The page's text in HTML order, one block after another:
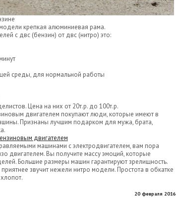
крепкая алюминиевая рама.
с двс (бензин) от двс (нитро) это:
среды, для нормальной работы
Цена на них от 20т.р. до 100т.р.
двигателем покупают люди, которые имеют в
Признаны лучшим подарком для мужа, брата,
двигателем
машинами с электродвигателем, вам пора
двигателем. Вы получите массу эмоций, которые
Большие размеры машин гарантируют зрелищность.
звучит нежели нитро модели. Простота в обкатке
20 февраля 2016